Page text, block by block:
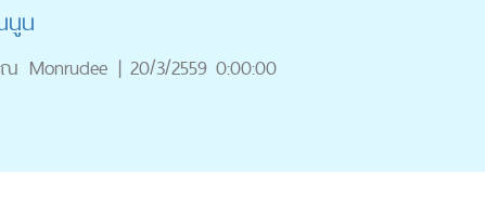
นูน
Monrudee | 20/3/2559 0:00:00